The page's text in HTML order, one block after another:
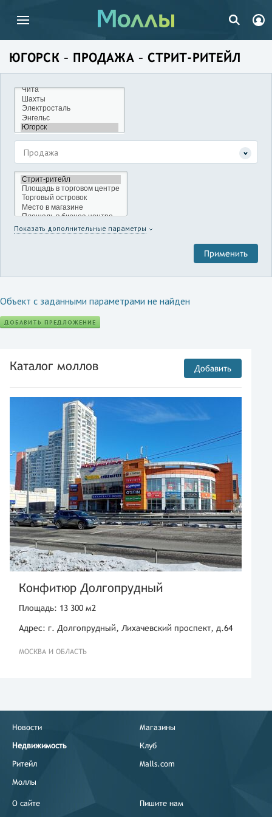
ЮГОРСК – ПРОДАЖА – СТРИТ-РИТЕЙЛ
Продажа
Показать дополнительные параметры
Объект с заданными параметрами не найден
ДОБАВИТЬ ПРЕДЛОЖЕНИЕ
Каталог моллов Добавить
Конфитюр Долгопрудный
Площадь: 13 300 м2
Адрес: г. Долгопрудный, Лихачевский проспект, д.64
МОСКВА И ОБЛАСТЬ
Новости
Недвижимость
Ритейл
Моллы
Магазины
Клуб
Malls.com
О сайте Пишите нам